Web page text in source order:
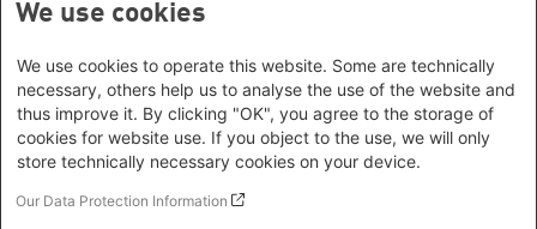
Lageplan
Barrierefreiheit
Newsletter abonnieren(erscheint vierteljährlich)
Hamburg
Mecklenburg-Vorpommern
Niedersachsen
Nordrhein-Westfalen
Rheinland-Pfalz
Saarland
Büro Seoul - Ostasien | Globaler
Afrika
Büro Horn von Afrika -
Somalia/Somaliland, Sudan,
Äthiopien
Büro Nairobi - Kenia, Uganda,
Gender Mediathek
Themenportale
KommunalWiki
Heimatkunde
Grüne Akademie
Gunda-Werner-Institut
GreenCampus Weiterbildung
Studienwerk
Grüne Websites
Bündnis 90 / Die Grünen
Bundestagsfraktion
We use cookies
We use cookies to operate this website. Some are technically
necessary, others help us to analyse the use of the website and
thus improve it. By clicking "OK", you agree to the storage of
cookies for website use. If you object to the use, we will only
store technically necessary cookies on your device.
Our Data Protection Information